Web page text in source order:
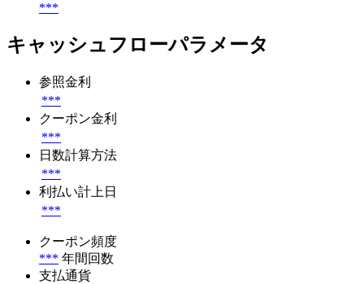
***
キャッシュフローパラメータ
参照金利
***
クーポン金利
***
日数計算方法
***
利払い計上日
***
クーポン頻度
*** 年間回数
支払通貨